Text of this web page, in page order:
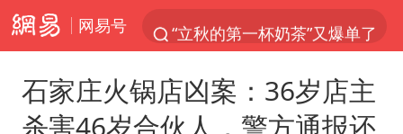
网易号
“立秋的第一杯奶茶”又爆单了
王力宏演唱会黄牛带观众藏匿被查获
泰国校园枪击案死亡人数升至7人
石家庄火锅店凶案：36岁店主
杀害46岁合伙人，警方通报还